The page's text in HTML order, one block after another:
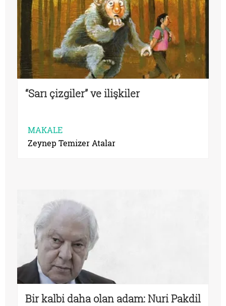
“Sarı çizgiler” ve ilişkiler
MAKALE
Zeynep Temizer Atalar
Bir kalbi daha olan adam: Nuri Pakdil